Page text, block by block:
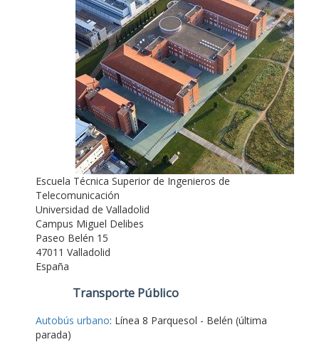
Escuela Técnica Superior de Ingenieros de
Telecomunicación
Universidad de Valladolid
Campus Miguel Delibes
Paseo Belén 15
47011 Valladolid
España
Transporte Público
Autobús urbano: Línea 8 Parquesol - Belén (última
parada)